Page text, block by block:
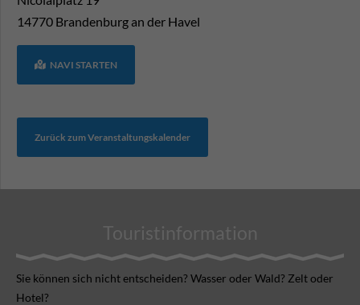
14770 Brandenburg an der Havel
NAVI STARTEN
Zurück zum Veranstaltungskalender
Touristinformation
Sie können sich nicht ent­scheiden? Wasser oder Wald? Zelt oder
Hotel?